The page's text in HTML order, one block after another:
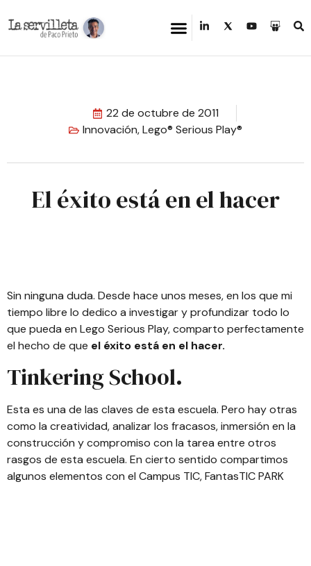
22 de octubre de 2011
Innovación,Lego® Serious Play®
El éxito está en el hacer
Sin ninguna duda. Desde hace unos meses, en los que mi
tiempo libre lo dedico a investigar y profundizar todo lo
que pueda en Lego Serious Play, comparto perfectamente
el hecho de que el éxito está en el hacer.
Tinkering School.
Esta es una de las claves de esta escuela. Pero hay otras
como la creatividad, analizar los fracasos, inmersión en la
construcción y compromiso con la tarea entre otros
rasgos de esta escuela. En cierto sentido compartimos
algunos elementos con el Campus TIC, FantasTIC PARK